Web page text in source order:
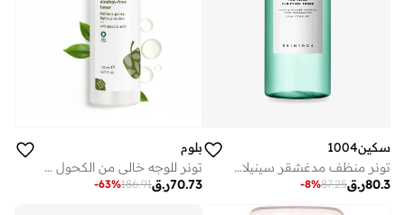
سكين1004
تونر منظف مدغشقر سينيلا تي-تريكا 210 مل
ر.ق80.3
87.25
-8%
بلوم
تونر للوجه خالي من الكحول بخلاصة الشاي الأخضر البرقوقي للبشرة الدهنية المعرضة لحب الشباب، تونر للوجه لبشرة متوهجة، يقلص المسام ويشدها، يتحكم في الزيوت الزائدة، 100 مل
ر.ق70.73
186.91
-63%